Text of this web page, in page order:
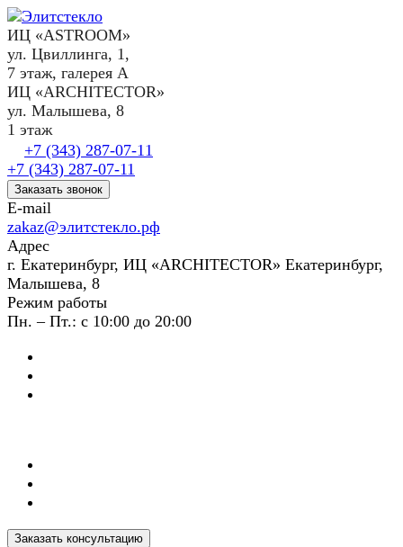
ИЦ «ASTROOM»
ул. Цвиллинга, 1,
7 этаж, галерея А
ИЦ «ARCHITECTOR»
ул. Малышева, 8
1 этаж
+7 (343) 287-07-11
+7 (343) 287-07-11
Заказать звонок
E-mail
zakaz@элитстекло.рф
Адрес
г. Екатеринбург, ИЦ «ARCHITECTOR» Екатеринбург,
Малышева, 8
Режим работы
Пн. – Пт.: с 10:00 до 20:00
Заказать консультацию